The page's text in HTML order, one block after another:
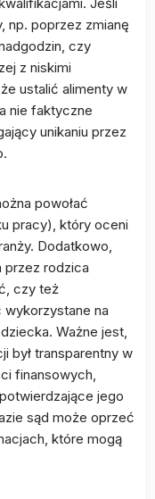
np. poprzez zmianę
czy
z niskimi
ustalić alimenty w
nie faktyczne
unikaniu przez
powołać
pracy), który oceni
Dodatkowo,
przez rodzica
czy też
na
Ważne jest,
był transparentny w
finansowych,
jego
sąd może oprzeć
które mogą